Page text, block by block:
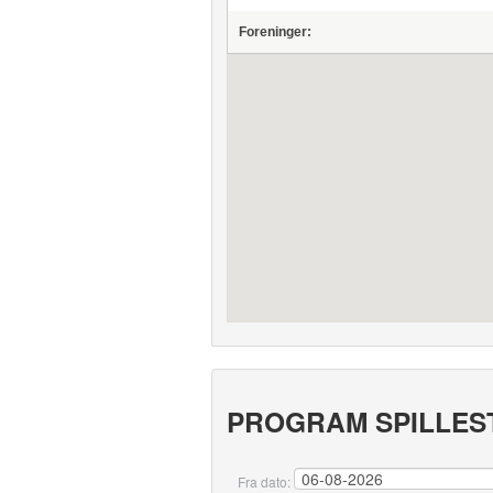
Foreninger:
PROGRAM
Fra dato: